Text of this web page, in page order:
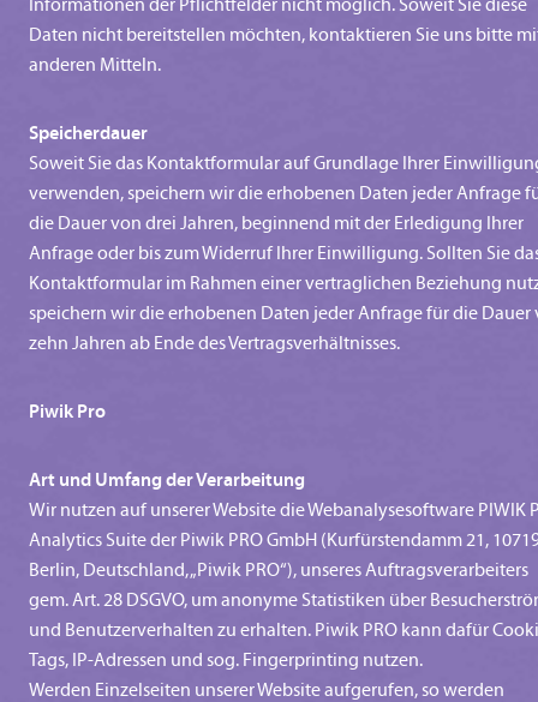
Daten nicht bereitstellen möchten, kontaktieren Sie uns bitte
anderen Mitteln.
Speicherdauer
Soweit Sie das Kontaktformular auf Grundlage Ihrer
verwenden, speichern wir die erhobenen Daten jeder Anfrage
die Dauer von drei Jahren, beginnend mit der Erledigung Ihrer
Anfrage oder bis zum Widerruf Ihrer Einwilligung. Sollten Sie
Kontaktformular im Rahmen einer vertraglichen Beziehung
speichern wir die erhobenen Daten jeder Anfrage für die Dauer
zehn Jahren ab Ende des Vertragsverhältnisses.
Piwik Pro
Art und Umfang der Verarbeitung
Wir nutzen auf unserer Website die Webanalysesoftware PIWIK
Analytics Suite der Piwik PRO GmbH (Kurfürstendamm 21,
Berlin, Deutschland, „Piwik PRO“), unseres Auftragsverarbeiters
gem. Art. 28 DSGVO, um anonyme Statistiken über
und Benutzerverhalten zu erhalten. Piwik PRO kann dafür
Tags, IP-Adressen und sog. Fingerprinting nutzen.
Werden Einzelseiten unserer Website aufgerufen, so werden